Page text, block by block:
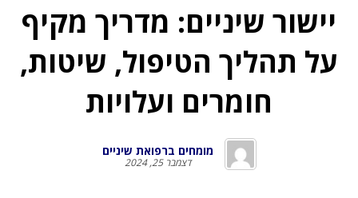
יישור שיניים: מדריך מקיף
על תהליך הטיפול, שיטות,
חומרים ועלויות
מומחים ברפואת שיניים
דצמבר 25, 2024